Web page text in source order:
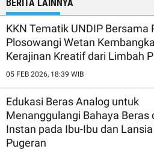
BERITA LAINNYA
KKN Tematik UNDIP Bersama
Plosowangi Wetan
Kerajinan Kreatif dari Limbah
05 FEB 2026, 18:39 WIB
Edukasi Beras Analog untuk
Menanggulangi Bahaya Beras
Instan pada Ibu-Ibu dan
Pugeran